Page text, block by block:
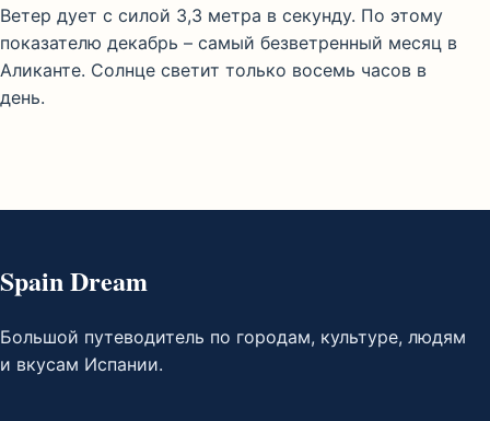
Ветер дует с силой 3,3 метра в секунду. По этому
показателю декабрь – самый безветренный месяц в
Аликанте. Солнце светит только восемь часов в
день.
Spain Dream
Большой путеводитель по городам, культуре, людям
и вкусам Испании.